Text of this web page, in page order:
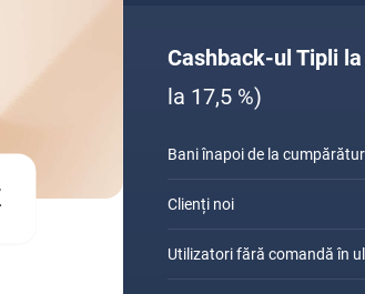
Cashback-ul Tipli
la 17,5 %)
Bani înapoi de la
Clienți noi
Utilizatori fără comandă în